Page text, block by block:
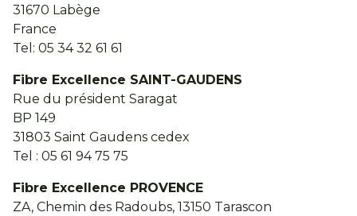
31670 Labège
France
Tel: 05 34 32 61 61
Fibre Excellence SAINT-GAUDENS
Rue du président Saragat
BP 149
31803 Saint Gaudens cedex
Tel : 05 61 94 75 75
Fibre Excellence PROVENCE
ZA, Chemin des Radoubs, 13150 Tarascon